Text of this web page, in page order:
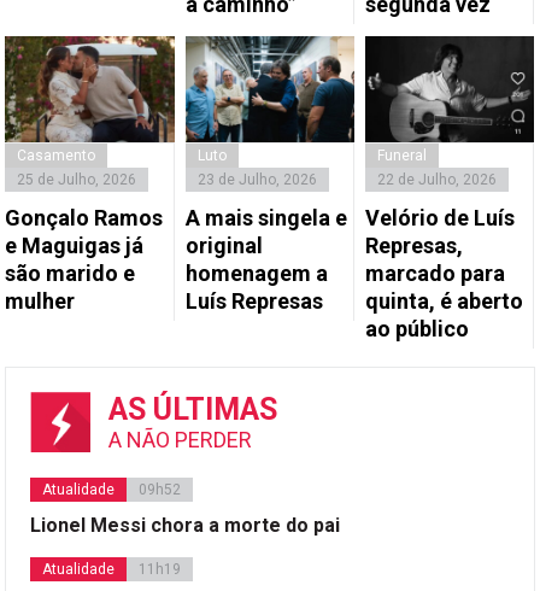
Casamento
25 de Julho, 2026
Gonçalo Ramos
e Maguigas já
são marido e
mulher
Luto
23 de Julho, 2026
A mais singela e
original
homenagem a
Luís Represas
Funeral
22 de Julho, 2026
Velório de Luís
Represas,
marcado para
quinta, é aberto
ao público
AS ÚLTIMAS
A NÃO PERDER
Atualidade 09h52
Lionel Messi chora a morte do pai
Atualidade 11h19